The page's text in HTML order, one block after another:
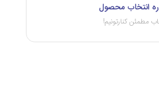
انتخاب محصول
مطمئن کنارتونیم!